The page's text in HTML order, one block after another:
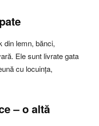
din lemn, bănci,
Ele sunt livrate gata
cu locuința,
– o altă